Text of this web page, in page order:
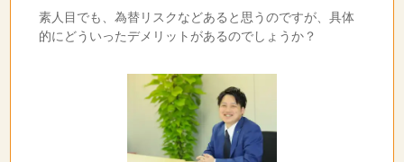
素人目でも、為替リスクなどあると思うのですが、具体
的にどういったデメリットがあるのでしょうか？